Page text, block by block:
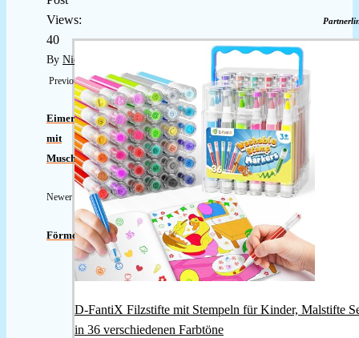
Views:
40
By Nicole
Previous
Eimer
mit
Muschel
Newer
Förmchen
D-FantiX Filzstifte mit Stempeln für Kinder, Malstifte
in 36 verschiedenen Farbtöne